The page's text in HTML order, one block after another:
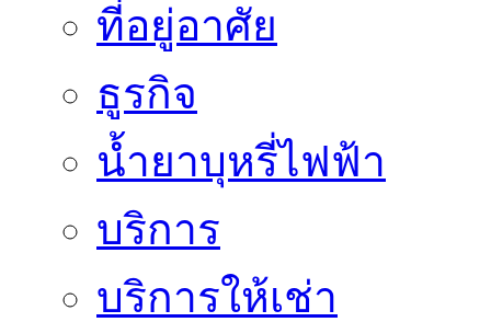
ที่อยู่อาศัย
ธูรกิจ
น้ำยาบุหรี่ไฟฟ้า
บริการ
บริการให้เช่า